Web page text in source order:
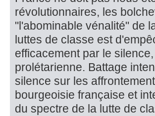
révolutionnaires, les
"l'abominable vénalité" de
luttes de classe est
efficacement par le
prolétarienne. Battage
silence sur les
bourgeoisie française et
du spectre de la lutte de